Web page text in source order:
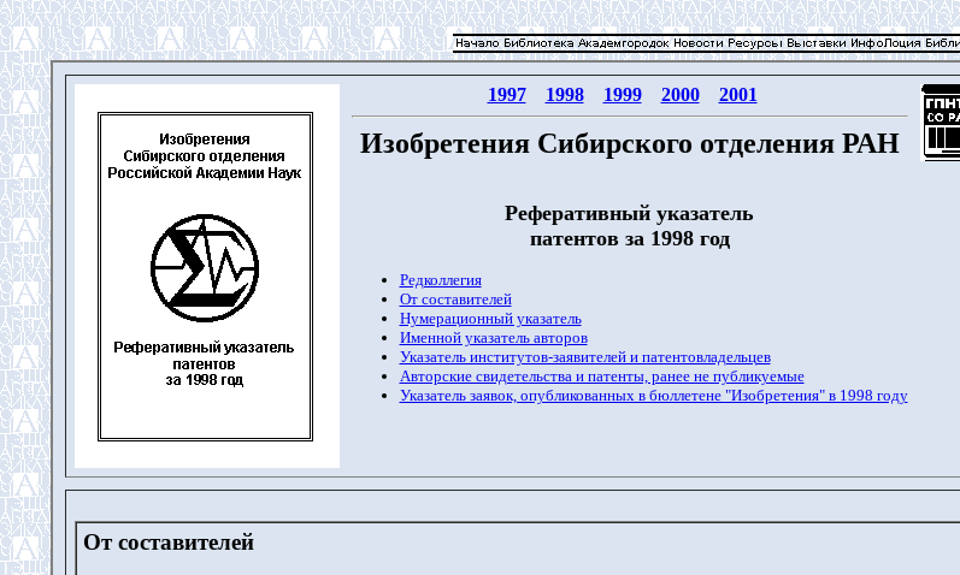
1997 1998 1999 2000 2001
Изобретения Сибирского отделения РАН
Реферативный указатель
патентов за 1998 год
Редколлегия
От составителей
Нумерационный указатель
Именной указатель авторов
Указатель институтов-заявителей и патентовладельцев
Авторские свидетельства и патенты, ранее не публикуемые
Указатель заявок, опубликованных в бюллетене "Изобретения" в 1998 году
От составителей